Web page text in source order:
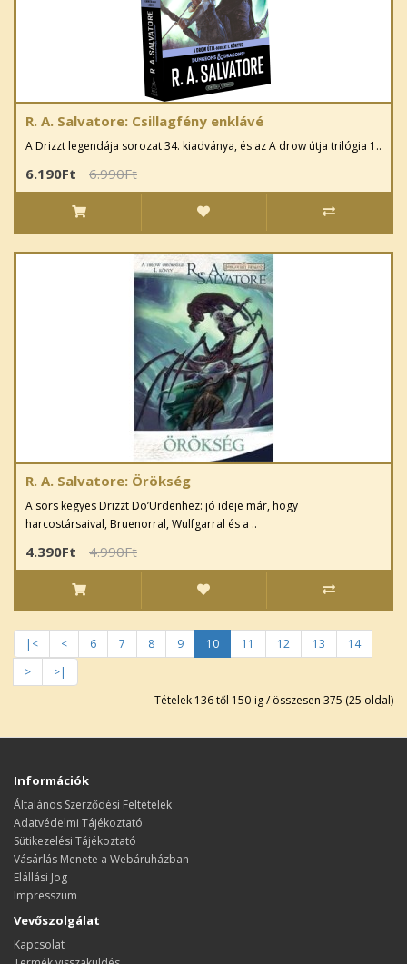
R. A. Salvatore: Csillagfény enklávé
A Drizzt legendája sorozat 34. kiadványa, és az A drow útja trilógia 1..
6.190Ft 6.990Ft
R. A. Salvatore: Örökség
A sors kegyes Drizzt Do’Urdenhez: jó ideje már, hogy
harcostársaival, Bruenorral, Wulfgarral és a ..
4.390Ft 4.990Ft
|< < 6 7 8 9 10 11 12 13
14
>
>|
Tételek 136 től 150-ig / összesen 375 (25 oldal)
Információk
Általános Szerződési Feltételek
Adatvédelmi Tájékoztató
Sütikezelési Tájékoztató
Vásárlás Menete a Webáruházban
Elállási Jog
Impresszum
Vevőszolgálat
Kapcsolat